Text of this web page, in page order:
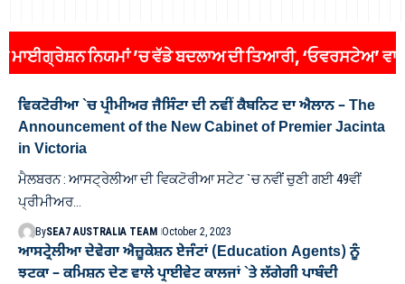
ਨਿਯਮਾਂ ’ਚ ਵੱਡੇ ਬਦਲਾਅ ਦੀ ਤਿਆਰੀ, ‘ਓਵਰਸਟੇਅ’ ਵਾਲਿਆਂ
ਵਿਕਟੋਰੀਆ `ਚ ਪ੍ਰੀਮੀਅਰ ਜੈਸਿੰਟਾ ਦੀ ਨਵੀਂ ਕੈਬਨਿਟ ਦਾ ਐਲਾਨ – The
Announcement of the New Cabinet of Premier Jacinta
in Victoria
ਮੈਲਬਰਨ : ਆਸਟ੍ਰੇਲੀਆ ਦੀ ਵਿਕਟੋਰੀਆ ਸਟੇਟ `ਚ ਨਵੀਂ ਚੁਣੀ ਗਈ 49ਵੀਂ
ਪ੍ਰੀਮੀਅਰ…
BySEA7 AUSTRALIA TEAM October 2, 2023
ਆਸਟ੍ਰੇਲੀਆ ਦੇਵੇਗਾ ਐਜ਼ੂਕੇਸ਼ਨ ਏਜੰਟਾਂ (Education Agents) ਨੂੰ
ਝਟਕਾ – ਕਮਿਸ਼ਨ ਦੇਣ ਵਾਲੇ ਪ੍ਰਾਈਵੇਟ ਕਾਲਜਾਂ `ਤੇ ਲੱਗੇਗੀ ਪਾਬੰਦੀ